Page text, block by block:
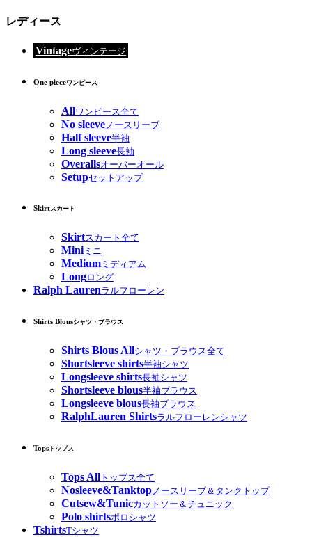
レディース
Vintageヴィンテージ
One pieceワンピース
Allワンピース全て
No sleeve ノースリーブ
Half sleeve半袖
Long sleeve長袖
Overallsオーバーオール
Setupセットアップ
Skirtスカート
Skirtスカート全て
Miniミニ
Medium ミディアム
Longロング
Ralph Laurenラルフローレン
Shirts Blousシャツ・ブラウス
Shirts Blous Allシャツ・ブラウス全て
Shortsleeve shirts半袖シャツ
Longsleeve shirts長袖シャツ
Shortsleeve blous半袖ブラウス
Longsleeve blous長袖ブラウス
RalphLauren Shirtsラルフローレンシャツ
Tops トップス
Tops All トップス全て
Nosleeve&Tanktopノースリーブ＆タンクトップ
Cutsew&Tunicカットソー＆チュニック
Polo shirtsポロシャツ
TshirtsTシャツ